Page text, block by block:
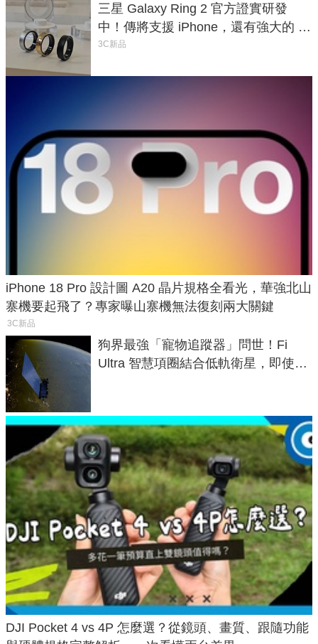
三星 Galaxy Ring 2 官方證實研發
中！傳將支援 iPhone，還有強大的 AI
與智慧家電連動功能
3C新品
iPhone 18 Pro 設計圖 A20 晶片規格全看光，華強北山
寨機要起飛了？專家曝山寨機無法復刻兩大關鍵
3C新品
狗界最強「寵物追蹤器」問世！Fi
Ultra 智慧項圈結合低軌衛星，即使在
DJI Pocket 4 vs 4P 怎麼選？從鏡頭、畫質、跟隨功能